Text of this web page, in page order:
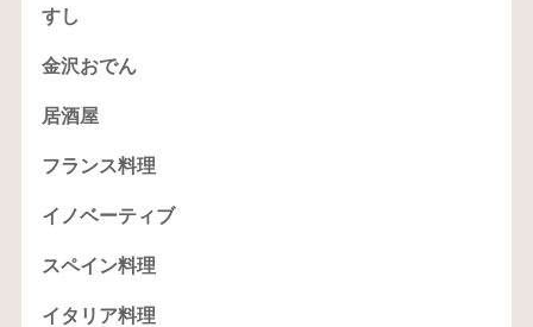
すし
金沢おでん
居酒屋
フランス料理
イノベーティブ
スペイン料理
イタリア料理